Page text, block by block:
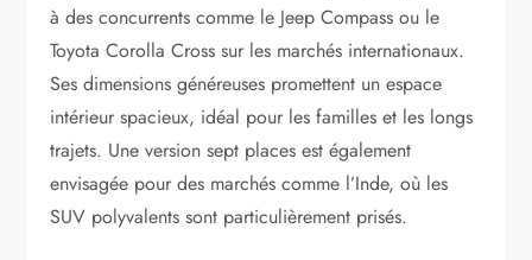
à des concurrents comme le Jeep Compass ou le
Toyota Corolla Cross sur les marchés internationaux.
Ses dimensions généreuses promettent un espace
intérieur spacieux, idéal pour les familles et les longs
trajets. Une version sept places est également
envisagée pour des marchés comme l’Inde, où les
SUV polyvalents sont particulièrement prisés.